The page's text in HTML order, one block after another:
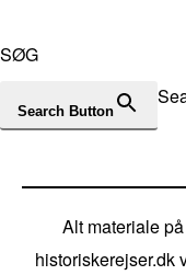
SØG
Search Button
Alt materiale
historiskerejser.dk